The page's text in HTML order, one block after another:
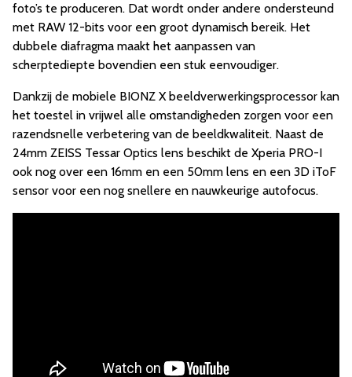
foto’s te produceren. Dat wordt onder andere ondersteund
met RAW 12-bits voor een groot dynamisch bereik. Het
dubbele diafragma maakt het aanpassen van
scherptediepte bovendien een stuk eenvoudiger.
Dankzij de mobiele BIONZ X beeldverwerkingsprocessor kan
het toestel in vrijwel alle omstandigheden zorgen voor een
razendsnelle verbetering van de beeldkwaliteit. Naast de
24mm ZEISS Tessar Optics lens beschikt de Xperia PRO-I
ook nog over een 16mm en een 50mm lens en een 3D iToF
sensor voor een nog snellere en nauwkeurige autofocus.